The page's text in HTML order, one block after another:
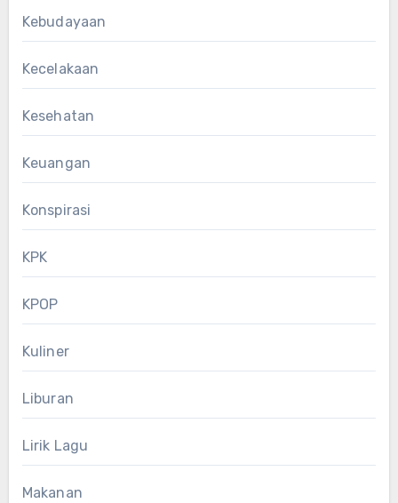
Kebudayaan
Kecelakaan
Kesehatan
Keuangan
Konspirasi
KPK
KPOP
Kuliner
Liburan
Lirik Lagu
Makanan